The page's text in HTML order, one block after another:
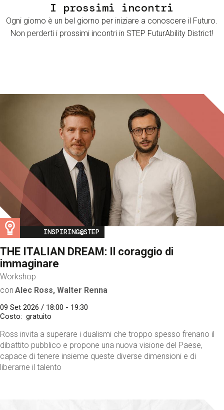
I prossimi incontri
Ogni giorno è un bel giorno per iniziare a conoscere il Futuro.
Non perderti i prossimi incontri in STEP FuturAbility District!
Image
INSPIRING@STEP
THE ITALIAN DREAM: Il coraggio di
immaginare
Workshop
con Alec Ross, Walter Renna
09 Set 2026 / 18:00 - 19:30
Costo
gratuito
Ross invita a superare i dualismi che troppo spesso frenano il
dibattito pubblico e propone una nuova visione del Paese,
capace di tenere insieme queste diverse dimensioni e di
liberarne il talento